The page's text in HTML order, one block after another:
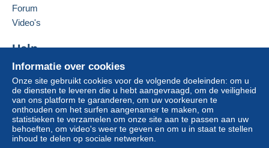
clausules bevatten met betrekking tot de betaling,
moeten deze als nietig worden beschouwd. De
Delcampe, zoals gedefinieerd in de
toepassing zijn.
Aankopen moeten worden betaald binnen14
dagenna ontvangst van de eindafrekening van de
verkoper.
Garantie:
Informatie over cookies
Onze site gebruikt cookies voor de volgende doeleinden: om u
de diensten te leveren die u hebt aangevraagd, om de veiligheid
van ons platform te garanderen, om uw voorkeuren te
onthouden om het surfen aangenamer te maken, om
statistieken te verzamelen om onze site aan te passen aan uw
behoeften, om video's weer te geven en om u in staat te stellen
inhoud te delen op sociale netwerken.
Forum
Video's
Help
Hulpcentrum
Kopen op Delcampe
Verkopen op Delcampe
Een beveiligde website